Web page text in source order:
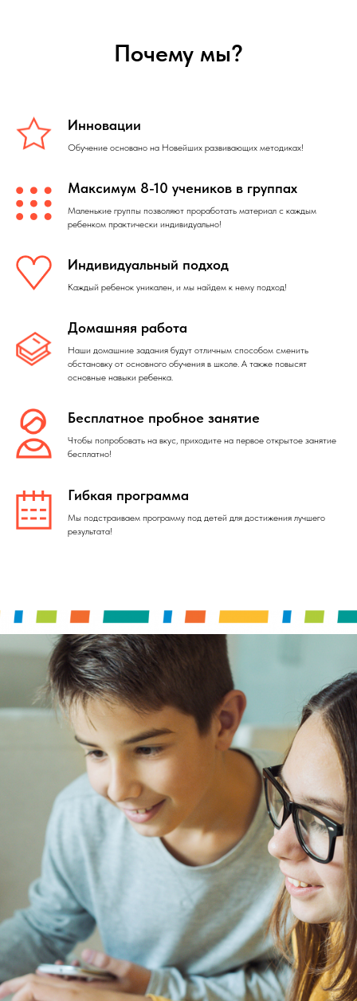
Почему мы?
Инновации
Обучение основано на Новейших развивающих методиках!
Максимум 8-10 учеников в группах
Маленькие группы позволяют проработать материал с каждым
ребенком практически индивидуально!
Индивидуальный подход
Каждый ребенок уникален, и мы найдем к нему подход!
Домашняя работа
Наши домашние задания будут отличным способом сменить
обстановку от основного обучения в школе. А также повысят
основные навыки ребенка.
Бесплатное пробное занятие
Чтобы попробовать на вкус, приходите на первое открытое занятие
бесплатно!
Гибкая программа
Мы подстраиваем программу под детей для достижения лучшего
результата!